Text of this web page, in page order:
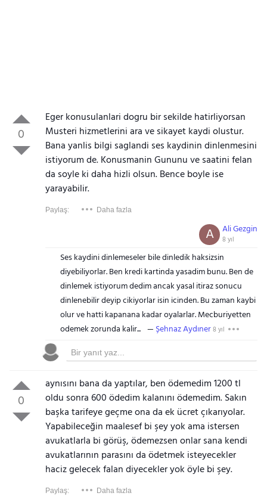
0
Eger konusulanlari dogru bir sekilde hatirliyorsan
Musteri hizmetlerini ara ve sikayet kaydi olustur.
Bana yanlis bilgi saglandi ses kaydinin dinlenmesini
istiyorum de. Konusmanin Gununu ve saatini felan
da soyle ki daha hizli olsun. Bence boyle ise
yarayabilir.
Paylaş: Daha fazla
Ali Gezgin
8 yıl
A
Ses kaydini dinlemeseler bile dinledik haksizsin
diyebiliyorlar. Ben kredi kartinda yasadim bunu. Ben de
dinlemek istiyorum dedim ancak yasal itiraz sonucu
dinlenebilir deyip cikiyorlar isin icinden. Bu zaman kaybi
olur ve hatti kapanana kadar oyalarlar. Mecburiyetten
odemek zorunda kalir...
Şehnaz Aydıner8 yıl
0
aynısını bana da yaptılar, ben ödemedim 1200 tl
oldu sonra 600 ödedim kalanını ödemedim. Sakın
başka tarifeye geçme ona da ek ücret çıkarıyolar.
Yapabileceğin maalesef bi şey yok ama istersen
avukatlarla bi görüş, ödemezsen onlar sana kendi
avukatlarının parasını da ödetmek isteyecekler
haciz gelecek falan diyecekler yok öyle bi şey.
Paylaş: Daha fazla
Gezinti Menüsü